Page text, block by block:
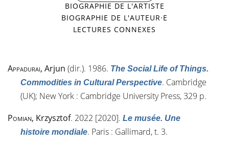
BIOGRAPHIE DE L'ARTISTE
BIOGRAPHIE DE L'AUTEUR·E
LECTURES CONNEXES
Appadurai, Arjun (dir.). 1986. The Social Life of Things.
Commodities in Cultural Perspective. Cambridge
(UK); New York : Cambridge University Press, 329 p.
Pomian, Krzysztof. 2022 [2020]. Le musée. Une
histoire mondiale. Paris : Gallimard, t. 3.